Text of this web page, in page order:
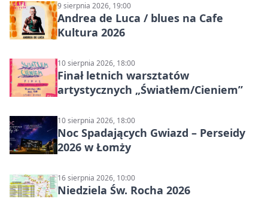
9 sierpnia 2026, 19:00
Andrea de Luca / blues na Cafe
Kultura 2026
10 sierpnia 2026, 18:00
Finał letnich warsztatów
artystycznych „Światłem/Cieniem”
10 sierpnia 2026, 18:00
Noc Spadających Gwiazd – Perseidy
2026 w Łomży
16 sierpnia 2026, 10:00
Niedziela Św. Rocha 2026